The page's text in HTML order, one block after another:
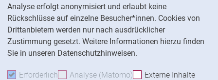
Analyse erfolgt anonymisiert und erlaubt keine
Rückschlüsse auf einzelne Besucher*innen. Cookies von
Drittanbietern werden nur nach ausdrücklicher
Zustimmung gesetzt. Weitere Informationen hierzu finden
Sie in unseren Datenschutzhinweisen.
Erforderlich Erforderliche Cookies akzeptieren
Analyse (Matomo) Analyse-Cookies
Externe Inhalte
Barrierefreiheit
Transparenter KI-Einsatz